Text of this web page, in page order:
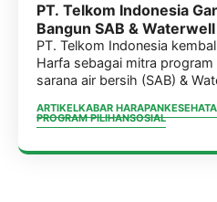
PT. Telkom Indonesia
Bangun SAB &
Lokasi di Provinsi
PT. Telkom Indonesia
Harfa sebagai mitra
sarana air bersih (SAB) &
ARTIKELKABAR HARAPAN
PROGRAM PILIHANSOSIAL